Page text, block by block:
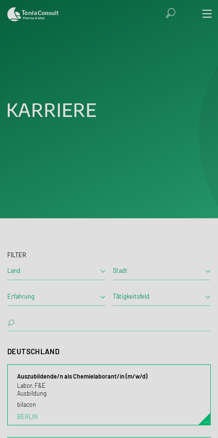
KARRIERE
FILTER
Land Stadt
Erfahrung Tätigkeitsfeld
DEUTSCHLAND
Auszubildende/n als Chemielaborant/in (m/w/d)
Labor, F&E
Ausbildung
bilacon
BERLIN